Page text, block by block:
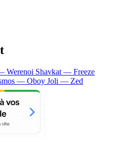
Werenoi Shavkat — Freeze
— Oboy Joli — Zed